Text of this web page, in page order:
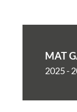
MAT
2025 -